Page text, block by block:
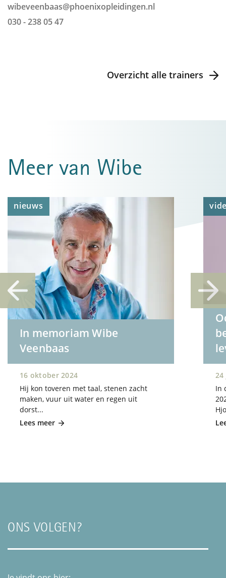
wibeveenbaas@phoenixopleidingen.nl
030 - 238 05 47
Overzicht alle trainers
Meer van Wibe
nieuws
In memoriam Wibe
Veenbaas
16 oktober 2024
Hij kon toveren met taal, stenen zacht
maken, vuur uit water en regen uit
dorst...
Lees meer
24
In
ONS VOLGEN?